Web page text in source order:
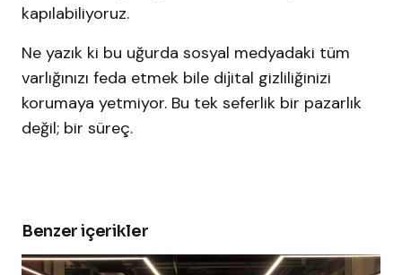
kapılabiliyoruz.
Ne yazık ki bu uğurda sosyal medyadaki tüm
varlığınızı feda etmek bile dijital gizliliğinizi
korumaya yetmiyor. Bu tek seferlik bir pazarlık
değil; bir süreç.
Benzer içerikler